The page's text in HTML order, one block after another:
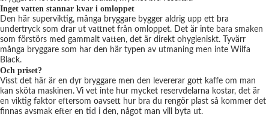
Inget vatten stannar kvar i omloppet
Den här superviktig, många bryggare bygger aldrig upp ett bra
undertryck som drar ut vattnet från omloppet. Det är inte bara smaken
som förstörs med gammalt vatten, det är direkt ohygieniskt. Tyvärr
många bryggare som har den här typen av utmaning men inte Wilfa
Black.
Och priset?
Visst det här är en dyr bryggare men den levererar gott kaffe om man
kan sköta maskinen. Vi vet inte hur mycket reservdelarna kostar, det är
en viktig faktor eftersom oavsett hur bra du rengör plast så kommer det
finnas avsmak efter en tid i den, något man vill byta ut.